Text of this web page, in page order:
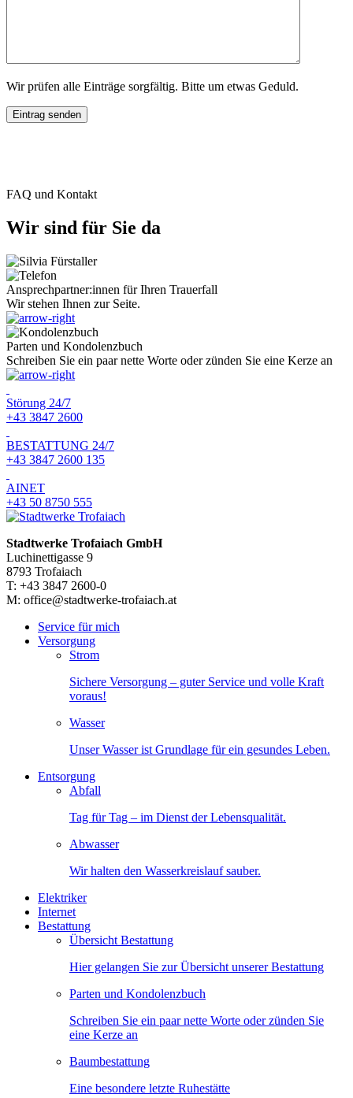
Wir prüfen alle Einträge sorgfältig. Bitte um etwas Geduld.
FAQ und Kontakt
Wir sind für Sie da
Ansprechpartner:innen für Ihren Trauerfall
Wir stehen Ihnen zur Seite.
Parten und Kondolenzbuch
Schreiben Sie ein paar nette Worte oder zünden Sie eine Kerze an
Störung 24/7
+43 3847 2600
BESTATTUNG 24/7
+43 3847 2600 135
AINET
+43 50 8750 555
Stadtwerke Trofaiach GmbH
Luchinettigasse 9
8793 Trofaiach
T: +43 3847 2600-0
M: office@stadtwerke-trofaiach.at
Service für mich
Versorgung
Strom
Sichere Versorgung – guter Service und volle Kraft
voraus!
Wasser
Unser Wasser ist Grundlage für ein gesundes Leben.
Entsorgung
Abfall
Tag für Tag – im Dienst der Lebensqualität.
Abwasser
Wir halten den Wasserkreislauf sauber.
Elektriker
Internet
Bestattung
Übersicht Bestattung
Hier gelangen Sie zur Übersicht unserer Bestattung
Parten und Kondolenzbuch
Schreiben Sie ein paar nette Worte oder zünden Sie
eine Kerze an
Baumbestattung
Eine besondere letzte Ruhestätte